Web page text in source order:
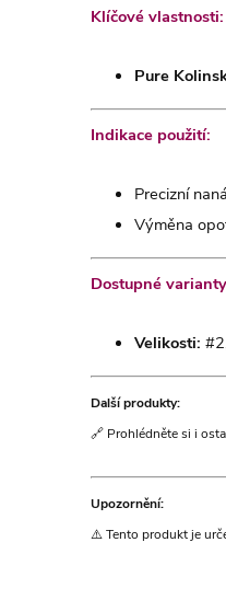
Klíčové vlastnosti:
Pure
Indikace použití:
Precizní
Výměna
Dostupné
Velikosti:
Další produkty:
🔗 Prohlédněte si i
Upozornění:
⚠️ Tento produkt je